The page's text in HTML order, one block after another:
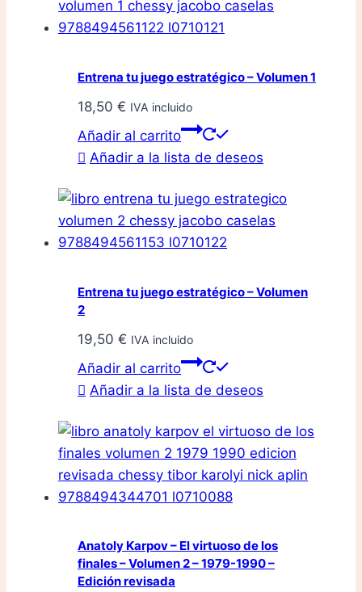
Entrena tu juego estratégico – Volumen 1
18,50 € IVA incluido
Añadir al carrito
Añadir a la lista de deseos
Entrena tu juego estratégico – Volumen
2
19,50 € IVA incluido
Añadir al carrito
Añadir a la lista de deseos
Anatoly Karpov – El virtuoso de los
finales – Volumen 2 – 1979-1990 –
Edición revisada